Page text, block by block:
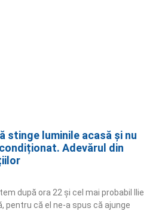
stinge luminile acasă și nu
Adevărul din
după ora 22 și cel mai probabil Ilie
pentru că el ne-a spus că ajunge